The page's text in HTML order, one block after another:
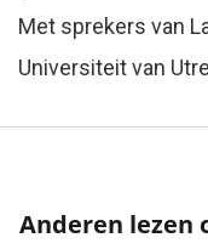
Met sprekers van
Universiteit van
Anderen lezen